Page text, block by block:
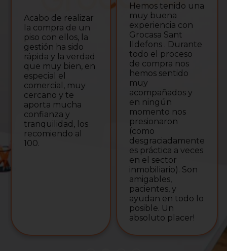
Acabo de realizar
la compra de un
piso con ellos, la
gestión ha sido
rápida y la verdad
que muy bien, en
especial el
comercial, muy
cercano y te
aporta mucha
confianza y
tranquilidad, los
recomiendo al
100.
Hemos tenido una
muy buena
experiencia con
Grocasa Sant
Ildefons . Durante
todo el proceso
de compra nos
hemos sentido
muy
acompañados y
en ningún
momento nos
presionaron
(como
desgraciadamente
es práctica a veces
en el sector
inmobiliario). Son
amigables,
pacientes, y
ayudan en todo lo
posible. Un
absoluto placer!